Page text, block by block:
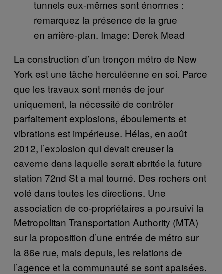
tunnels eux-mêmes sont énormes :
remarquez la présence de la grue
en arrière-plan. Image: Derek Mead
La construction d’un tronçon métro de New
York est une tâche herculéenne en soi. Parce
que les travaux sont menés de jour
uniquement, la nécessité de contrôler
parfaitement explosions, éboulements et
vibrations est impérieuse. Hélas, en août
2012, l’explosion qui devait creuser la
caverne dans laquelle serait abritée la future
station 72nd St a mal tourné. Des rochers ont
volé dans toutes les directions. Une
association de co-propriétaires a poursuivi la
Metropolitan Transportation Authority (MTA)
sur la proposition d’une entrée de métro sur
la 86e rue, mais depuis, les relations de
l’agence et la communauté se sont apaisées.